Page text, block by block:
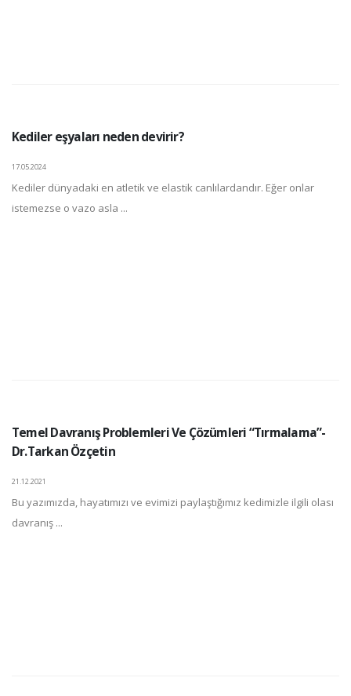
Kediler eşyaları neden devirir?
17.05.2024
Kediler dünyadaki en atletik ve elastik canlılardandır. Eğer onlar
istemezse o vazo asla ...
Temel Davranış Problemleri Ve Çözümleri “Tırmalama”-
Dr.Tarkan Özçetin
21.12.2021
Bu yazımızda, hayatımızı ve evimizi paylaştığımız kedimizle ilgili olası
davranış ...